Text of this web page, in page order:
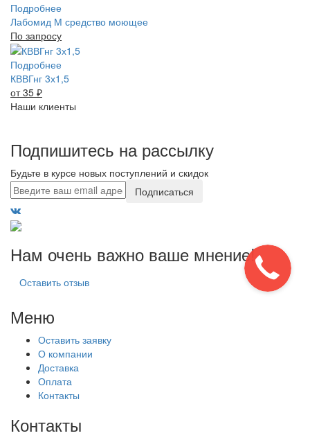
Подробнее
Лабомид М средство моющее
По запросу
Подробнее
КВВГнг 3х1,5
от 35 ₽
Наши клиенты
Подпишитесь на рассылку
Будьте в курсе новых поступлений и скидок
Подписаться
Нам очень важно ваше мнение!
Оставить отзыв
Меню
Оставить заявку
О компании
Доставка
Оплата
Контакты
Контакты